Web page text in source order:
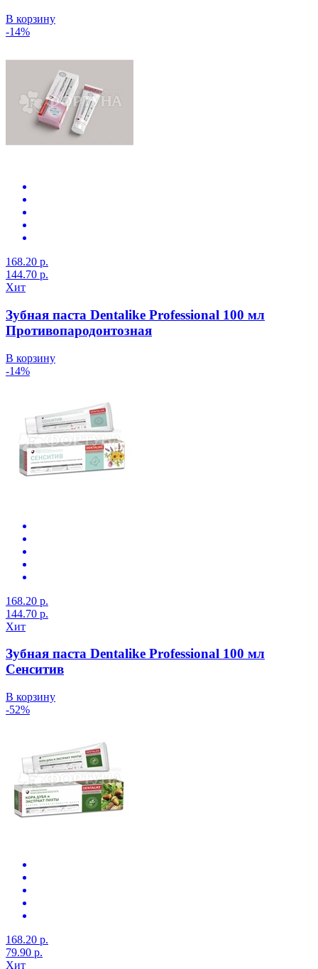
В корзину
-14%
168.20 р.
144.70 р.
Хит
Зубная паста Dentalike Professional 100 мл
Противопародонтозная
В корзину
-14%
168.20 р.
144.70 р.
Хит
Зубная паста Dentalike Professional 100 мл
Сенситив
В корзину
-52%
168.20 р.
79.90 р.
Хит